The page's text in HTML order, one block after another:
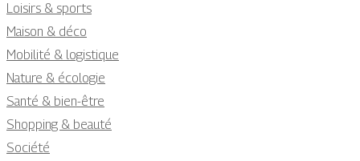
Loisirs & sports
Maison & déco
Mobilité & logistique
Nature & écologie
Santé & bien-être
Shopping & beauté
Société